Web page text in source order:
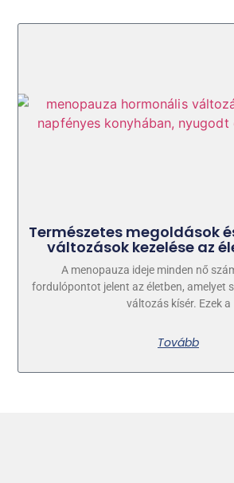
Természetes megoldások
változások kezelése az
A menopauza ideje minden nő
fordulópontot jelent az életben, amelyet
változás kísér. Ezek a
Tovább